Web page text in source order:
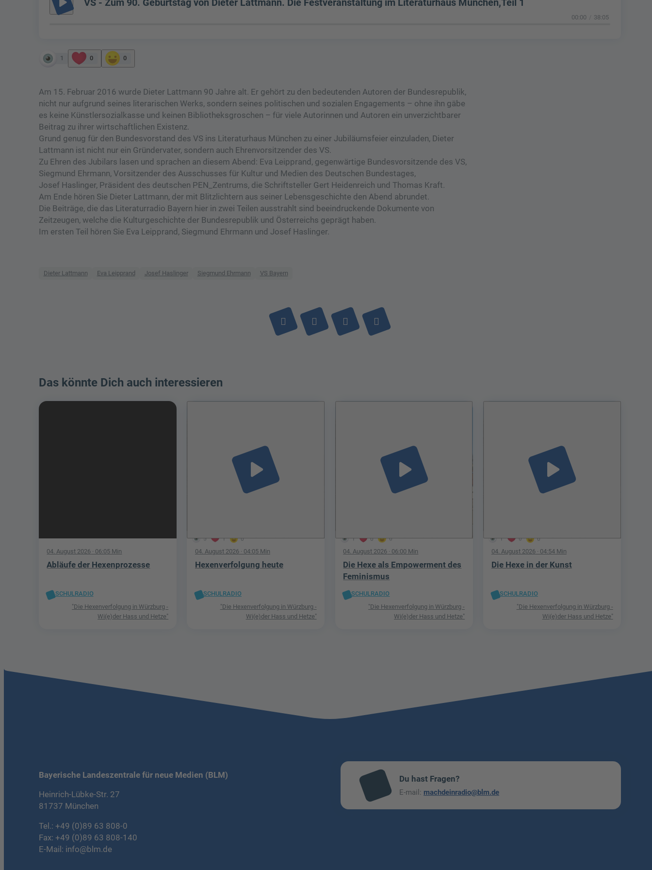
VS - Zum 90. Geburtstag von Dieter Lattmann. Die Festveranstaltung im Literaturhaus München,Teil 1
00:00 38:05
1 0 0
Am 15. Februar 2016 wurde Dieter Lattmann 90 Jahre alt. Er gehört zu den bedeutenden Autoren der Bundesrepublik,
nicht nur aufgrund seines literarischen Werks, sondern seines politischen und sozialen Engagements – ohne ihn gäbe
es keine Künstlersozialkasse und keinen Bibliotheksgroschen – für viele Autorinnen und Autoren ein unverzichtbarer
Beitrag zu ihrer wirtschaftlichen Existenz.
Grund genug für den Bundesvorstand des VS ins Literaturhaus München zu einer Jubiläumsfeier einzuladen, Dieter
Lattmann ist nicht nur ein Gründervater, sondern auch Ehrenvorsitzender des VS.
Zu Ehren des Jubilars lasen und sprachen an diesem Abend: Eva Leipprand, gegenwärtige Bundesvorsitzende des VS,
Siegmund Ehrmann, Vorsitzender des Ausschusses für Kultur und Medien des Deutschen Bundestages,
Josef Haslinger, Präsident des deutschen PEN_Zentrums, die Schriftsteller Gert Heidenreich und Thomas Kraft.
Am Ende hören Sie Dieter Lattmann, der mit Blitzlichtern aus seiner Lebensgeschichte den Abend abrundet.
Die Beiträge, die das Literaturradio Bayern hier in zwei Teilen ausstrahlt sind beeindruckende Dokumente von
Zeitzeugen, welche die Kulturgeschichte der Bundesrepublik und Österreichs geprägt haben.
Im ersten Teil hören Sie Eva Leipprand, Siegmund Ehrmann und Josef Haslinger.
Dieter Lattmann Eva Leipprand Josef Haslinger Siegmund Ehrmann VS Bayern
Das könnte Dich auch interessieren
04. August 2026 · 06:05 Min
Abläufe der Hexenprozesse
SCHULRADIO
"Die Hexenverfolgung in Würzburg -
Wi(e)der Hass und Hetze"
5 1 0
play_arrow
04. August 2026· 04:05 Min
Hexenverfolgung heute
SCHULRADIO
"Die Hexenverfolgung in Würzburg -
Wi(e)der Hass und Hetze"
1 0 0
play_arrow
04. August 2026 · 06:00 Min
Die Hexe als Empowerment des
Feminismus
SCHULRADIO
"Die Hexenverfolgung in Würzburg -
Wi(e)der Hass und Hetze"
1 0 0
play_arrow
04. August 2026· 04:54 Min
Die Hexe in der Kunst
SCHULRADIO
"Die Hexenverfolgung in Würzburg -
Wi(e)der Hass und Hetze"
Bayerische Landeszentrale für neue Medien (BLM)
Heinrich-Lübke-Str. 27
81737 München
Tel.: +49 (0)89 63 808-0
Fax: +49 (0)89 63 808-140
E-Mail: info@blm.de
mai
l
Du hast Fragen?
E-mail: machdeinradio@blm.de